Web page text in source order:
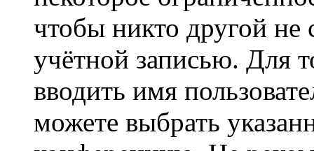
чтобы никто другой не
учётной записью. Для
вводить имя
можете выбрать